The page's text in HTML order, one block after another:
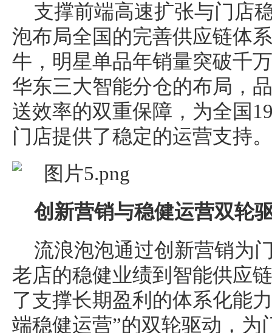
支撑前端高速扩张与门店
泡布局全国的完善供应链体
牛，明星单品年销量突破千
华东三大智能分仓的布局，
送效率的双重保障，为全国
门店提供了稳定的运营支持。
创新营销与稳健运营双轮
流浪泡泡通过创新营销为
老店的稳健业绩到智能供应
了支撑长期盈利的体系化能
端稳健运营”的双轮驱动，为